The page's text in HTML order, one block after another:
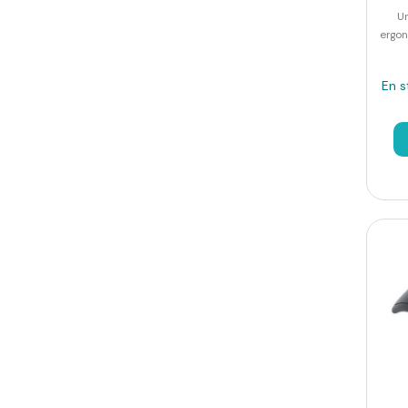
En